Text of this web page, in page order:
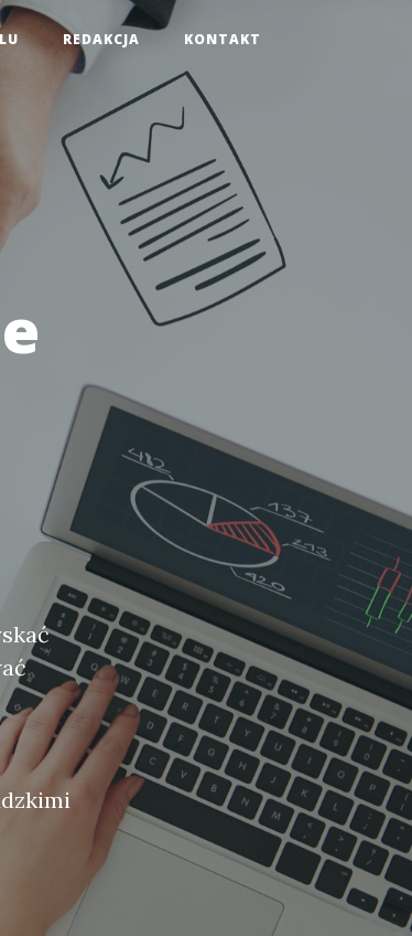
REDAKCJA KONTAKT